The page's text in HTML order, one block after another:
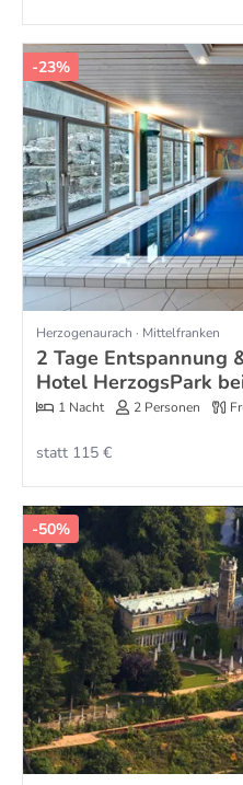
-23%
Herzogenaurach · Mittelfranken
2 Tage Entspannung
Hotel HerzogsPark
1 Nacht 2 Personen
statt 115 €
-50%